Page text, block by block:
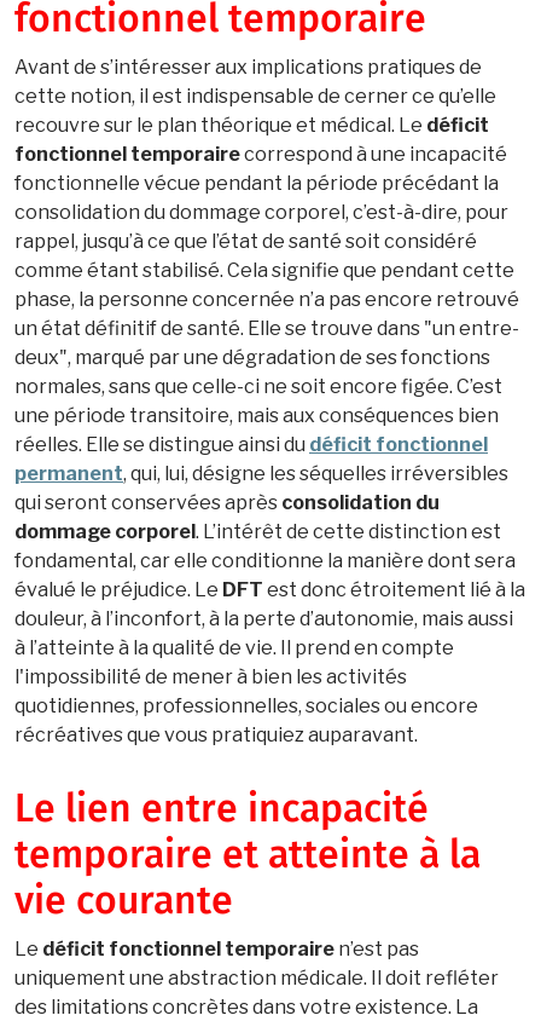
fonctionnel temporaire
Avant de s’intéresser aux implications pratiques de
cette notion, il est indispensable de cerner ce qu’elle
recouvre sur le plan théorique et médical. Le déficit
fonctionnel temporairecorrespond à une incapacité
fonctionnelle vécue pendant la période précédant la
consolidation du dommage corporel, c’est-à-dire, pour
rappel, jusqu’à ce que l’état de santé soit considéré
comme étant stabilisé. Cela signifie que pendant cette
phase, la personne concernée n’a pas encore retrouvé
un état définitif de santé. Elle se trouve dans "un entre-
deux", marqué par une dégradation de ses fonctions
normales, sans que celle-ci ne soit encore figée. C’est
une période transitoire, mais aux conséquences bien
réelles. Elle se distingue ainsi du déficit fonctionnel
permanent, qui, lui, désigne les séquelles irréversibles
qui seront conservées après consolidation du
dommage corporel . L’intérêt de cette distinction est
fondamental, car elle conditionne la manière dont sera
évalué le préjudice. Le DFT est donc étroitement lié à la
douleur, à l’inconfort, à la perte d’autonomie, mais aussi
à l’atteinte à la qualité de vie. Il prend en compte
l'impossibilité de mener à bien les activités
quotidiennes, professionnelles, sociales ou encore
récréatives que vous pratiquiez auparavant.
Le lien entre incapacité
temporaire et atteinte à la
vie courante
Le déficit fonctionnel temporaire n’est pas
uniquement une abstraction médicale. Il doit refléter
des limitations concrètes dans votre existence. La